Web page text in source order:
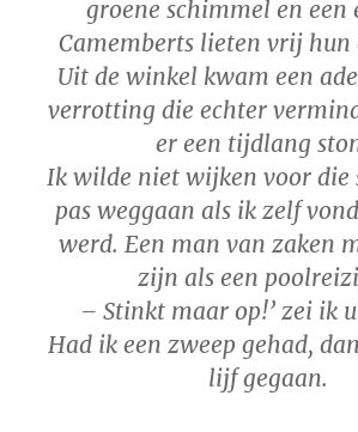
groene schimmel en een
Camemberts lieten vrij hun
Uit de winkel kwam een
verrotting die echter
er een tijdlang
Ik wilde niet wijken voor die
pas weggaan als ik zelf
werd. Een man van zaken
zijn als een
– Stinkt maar op!’ zei ik
Had ik een zweep gehad,
lijf gegaan.